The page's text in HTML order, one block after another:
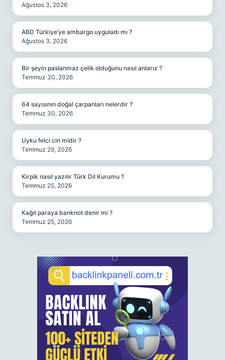
Ağustos 3, 2026
ABD Türkiye’ye ambargo uyguladı mı ?
Ağustos 3, 2026
Bir şeyin paslanmaz çelik olduğunu nasıl anlarız ?
Temmuz 30, 2026
64 sayısının doğal çarpanları nelerdir ?
Temmuz 30, 2026
Uyku felci cin midir ?
Temmuz 29, 2026
Kirpik nasıl yazılır Türk Dil Kurumu ?
Temmuz 25, 2026
Kağıt paraya banknot denir mi ?
Temmuz 25, 2026